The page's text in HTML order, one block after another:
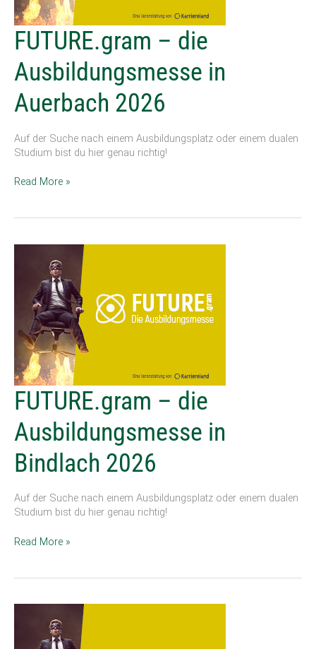
FUTURE.gram – die
Ausbildungsmesse in
Auerbach 2026
Auf der Suche nach einem Ausbildungsplatz oder einem dualen
Studium bist du hier genau richtig!
FUTURE.gram
–
die
Ausbildungsmesse
Auerbach
Read More »
FUTURE.gram – die
Ausbildungsmesse in
Bindlach 2026
Auf der Suche nach einem Ausbildungsplatz oder einem dualen
Studium bist du hier genau richtig!
FUTURE.gram
–
die
Ausbildungsmesse
Bindlach
Read More »